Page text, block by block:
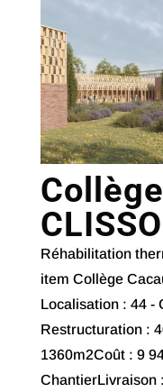
Réhabilitation
item Collège
Localisation : 44 -
Restructuration :
1360m2Coût : 9
ChantierLivraison